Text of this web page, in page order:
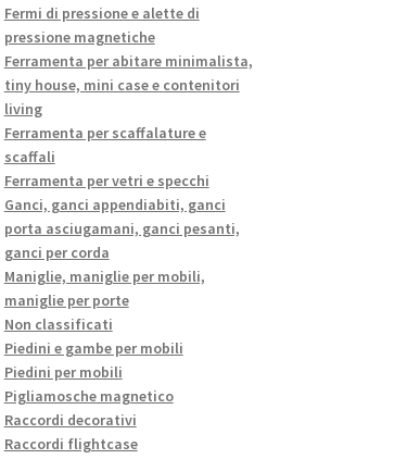
Fermi di pressione e alette di
pressione magnetiche
Ferramenta per abitare minimalista,
tiny house, mini case e contenitori
living
Ferramenta per scaffalature e
scaffali
Ferramenta per vetri e specchi
Ganci, ganci appendiabiti, ganci
porta asciugamani, ganci pesanti,
ganci per corda
Maniglie, maniglie per mobili,
maniglie per porte
Non classificati
Piedini e gambe per mobili
Piedini per mobili
Pigliamosche magnetico
Raccordi decorativi
Raccordi flightcase